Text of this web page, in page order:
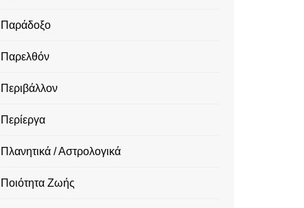
Παράδοξο
Παρελθόν
Περιβάλλον
Περίεργα
Πλανητικά / Αστρολογικά
Ποιότητα Ζωής